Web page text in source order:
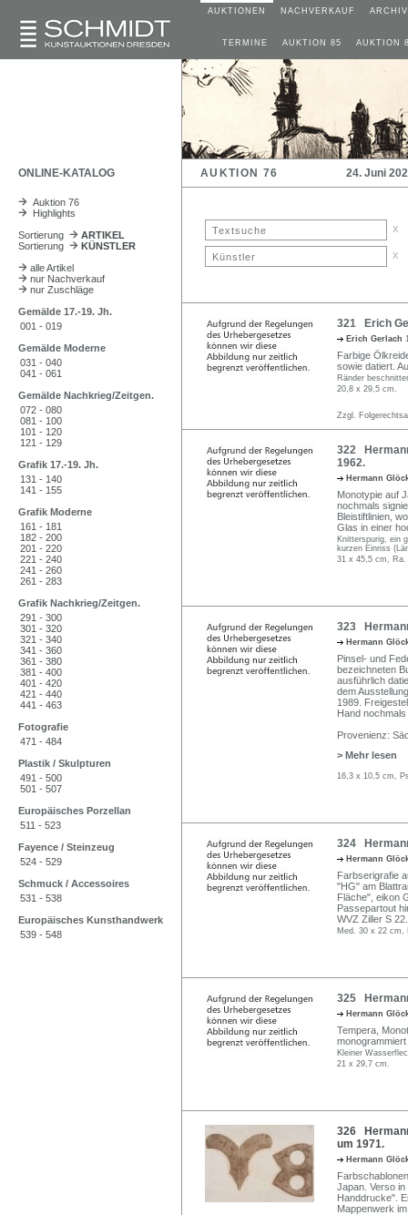
AUKTIONEN NACHVERKAUF ARCHIV
TERMINE AUKTION 85 AUKTION
ONLINE-KATALOG AUKTION 76 24. Juni
Auktion 76
Highlights
Sortierung
ARTIKEL
Sortierung
KÜNSTLER
alle Artikel
nur Nachverkauf
nur Zuschläge
Gemälde 17.-19. Jh.
001 - 019
Gemälde Moderne
031 - 040
041 - 061
Gemälde Nachkrieg/Zeitgen.
072 - 080
081 - 100
101 - 120
121 - 129
Grafik 17.-19. Jh.
131 - 140
141 - 155
Grafik Moderne
161 - 181
182 - 200
201 - 220
221 - 240
241 - 260
261 - 283
Grafik Nachkrieg/Zeitgen.
291 - 300
301 - 320
321 - 340
341 - 360
361 - 380
381 - 400
401 - 420
421 - 440
441 - 463
Fotografie
471 - 484
Plastik / Skulpturen
491 - 500
501 - 507
Europäisches Porzellan
511 - 523
Fayence / Steinzeug
524 - 529
Schmuck / Accessoires
531 - 538
Europäisches Kunsthandwerk
539 - 548
x
x
321 Erich
Erich Gerlach
Farbige
sowie datiert.
Ränder
20,8 x 29,5 cm.
Zzgl.
322
1962.
Hermann
Monotypie auf
nochmals
Bleistiftlinien,
Glas in einer
Knitterspurig, ein
kurzen Einriss
31 x 45,5 cm,
323
Hermann
Pinsel- und
bezeichneten
ausführlich
dem
1989.
Hand
Provenienz:
> Mehr lesen
16,3 x 10,5 cm,
324
Hermann
Farbserigrafie
"HG" am
Fläche", eikon
Passepartout
WVZ Ziller S 22.
Med. 30 x 22 cm,
325
Hermann
Tempera,
Kleiner
21 x 29,7 cm.
326
um 1971.
Hermann
Japan. Verso
Handdrucke".
Mappenwerk